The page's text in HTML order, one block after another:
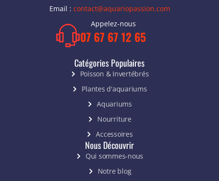
Email : contact@aquariopassion.com
Appelez-nous
07 67 67 12 65
Catégories Populaires
Poisson & Invertébrés
Plantes d'aquariums
Aquariums
Nourriture
Accessoires
Nous Découvrir
Qui sommes-nous
Notre blog